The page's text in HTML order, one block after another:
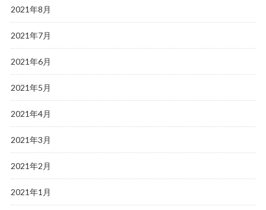
2021年8月
2021年7月
2021年6月
2021年5月
2021年4月
2021年3月
2021年2月
2021年1月